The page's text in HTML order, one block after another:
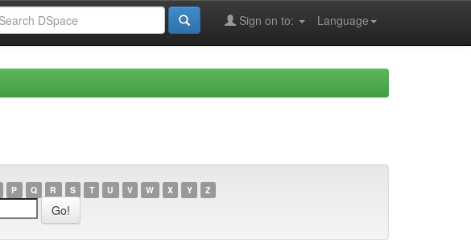
Language
Sign on to:
P Q R S T U V W X Y Z